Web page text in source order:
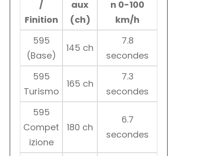
/
Finition
aux
(ch)
n 0-100
km/h
595
(Base)
145 ch
7.8
secondes
595
Turismo
165 ch
7.3
secondes
595
Compet
izione
180 ch
6.7
secondes